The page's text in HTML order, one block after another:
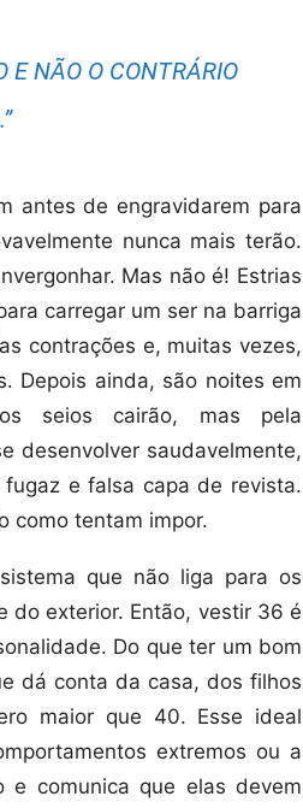
E NÃO O CONTRÁRIO
antes de engravidarem para
nunca mais terão.
Mas não é! Estrias
carregar um ser na barriga
contrações e, muitas vezes,
Depois ainda, são noites em
seios cairão, mas pela
desenvolver saudavelmente,
e falsa capa de revista.
como tentam impor.
que não liga para os
do exterior. Então, vestir 36 é
Do que ter um bom
dá conta da casa, dos filhos
maior que 40. Esse ideal
extremos ou a
e comunica que elas devem